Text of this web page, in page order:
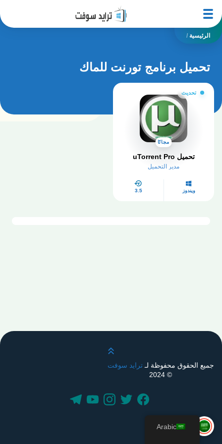
الرئيسية /
تحميل برنامج تورنت للماك
تحديث
مجانًا
تحميل uTorrent Pro
مدير التحميل
ويندوز 3.5
قم بالتمرير لأعلى
جميع الحقوق محفوظة لـترايد سوفت
© 2024
Arabic